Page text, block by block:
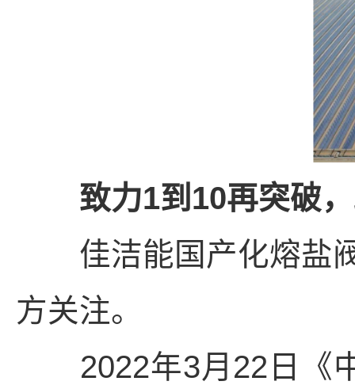
致力1到10再突破，
佳洁能国产化熔盐阀
方关注。
2022年3月22日《中